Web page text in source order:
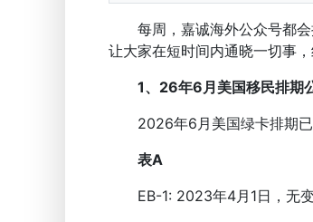
每周，嘉诚海外公众号都会
让大家在短时间内通晓一切事
1、26年6月美国移民排期
2026年6月美国绿卡排期已
表A
EB-1: 2023年4月1日，无